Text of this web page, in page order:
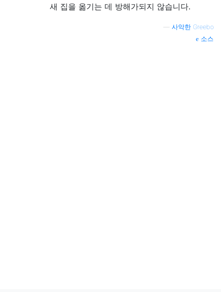
새 집을 옮기는 데 방해가되지 않습니다.
사악한 Greebo
소스